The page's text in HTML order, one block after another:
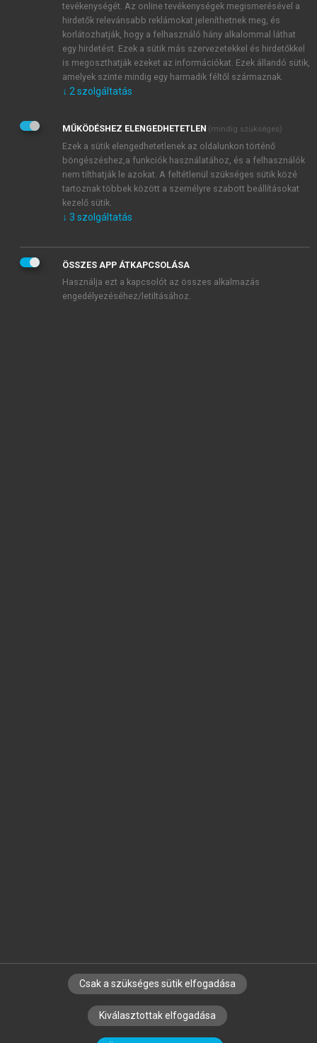
JELSZÓ ÚJRA
Kérek értesítést a MeRSZ újdonságairól, akcióiról.
Kérek értesítést az Akadémiai Kiadó Zrt. újdonságairól,
Adatkezelési tájékoztatóbanfoglaltakat tudomásul
veszem és elfogadom.
Általános vásárlási feltételeket, valamint a szotar.netés a
mersz.huoldalak licencszerződéseiben foglaltakat
tudomásul veszem és elfogadom.
KIPRÓBÁLOM
SZERZŐKNEK CÉGEKNEK KÖNYVTÁROSOKNAK
SZERKESZTÉSI ÉS LEKTORÁLÁSI ALAPELVEK
tevékenységét. Az online tevékenységek megismerésével a
hirdetők relevánsabb reklámokat jeleníthetnek meg, és
korlátozhatják, hogy a felhasználó hány alkalommal láthat
egy hirdetést. Ezek a sütik más szervezetekkel és hirdetőkkel
is megoszthatják ezeket az információkat. Ezek állandó sütik,
amelyek szinte mindig egy harmadik féltől származnak.
↓ 2 szolgáltatás
MŰKÖDÉSHEZ ELENGEDHETETLEN (mindig szükséges)
Ezek a sütik elengedhetetlenek az oldalunkon történő
böngészéshez,a funkciók használatához, és a felhasználók
nem tilthatják le azokat. A feltétlenül szükséges sütik közé
tartoznak többek között a személyre szabott beállításokat
kezelő sütik.
↓ 3 szolgáltatás
ÖSSZES APP ÁTKAPCSOLÁSA
Használja ezt a kapcsolót az összes alkalmazás
engedélyezéséhez/letiltásához.
Csak a szükséges sütik elfogadása
Kiválasztottak elfogadása